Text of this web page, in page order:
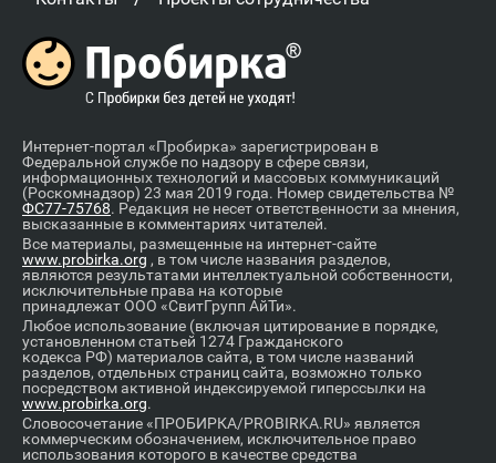
Интернет-портал «Пробирка» зарегистрирован в
Федеральной службе по надзору в сфере связи,
информационных технологий и массовых коммуникаций
(Роскомнадзор) 23 мая 2019 года. Номер свидетельства №
ФС77-75768. Редакция не несет ответственности за мнения,
высказанные в комментариях читателей.
Все материалы, размещенные на интернет-сайте
www.probirka.org , в том числе названия разделов,
являются результатами интеллектуальной собственности,
исключительные права на которые
принадлежат ООО «СвитГрупп АйТи».
Любое использование (включая цитирование в порядке,
установленном статьей 1274 Гражданского
кодекса РФ) материалов сайта, в том числе названий
разделов, отдельных страниц сайта, возможно только
посредством активной индексируемой гиперссылки на
www.probirka.org.
Словосочетание «ПРОБИРКА/PROBIRKA.RU» является
коммерческим обозначением, исключительное право
использования которого в качестве средства